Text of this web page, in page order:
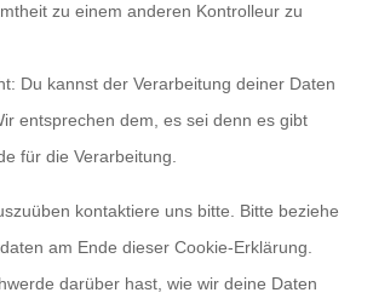
zu einem anderen Kontrolleur zu
Du kannst der Verarbeitung deiner Daten
entsprechen dem, es sei denn es gibt
für die Verarbeitung.
kontaktiere uns bitte. Bitte beziehe
am Ende dieser Cookie-Erklärung.
darüber hast, wie wir deine Daten